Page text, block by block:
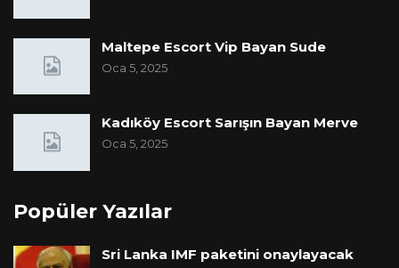
Maltepe Escort Vip Bayan Sude
Oca 5, 2025
Kadıköy Escort Sarışın Bayan Merve
Oca 5, 2025
Popüler Yazılar
Sri Lanka IMF paketini onaylayacak